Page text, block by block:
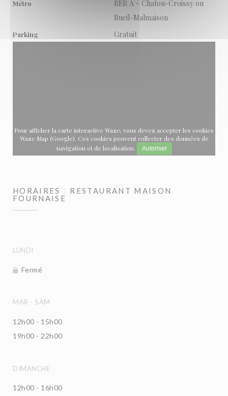
Métro
RER A - Chatou-Croissy ou
Rueil-Malmaison
Parking Gratuit
Pour afficher la carte interactive Waze, vous devez accepter les cookies
Waze Map (Google). Ces cookies peuvent collecter des données de
navigation et de localisation.
Autoriser
HORAIRES
RESTAURANT MAISON
FOURNAISE
LUNDI
Fermé
MAR - SAM
12h00 - 15h00
19h00 - 22h00
DIMANCHE
12h00 - 16h00